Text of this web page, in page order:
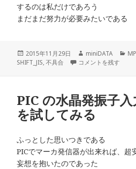
するのは私だけであろう
まだまだ努力が必要みたいである
投
稿
2015年11月29日
作
成
miniDATA
カ
SHIFT_JIS,不具合 MPLABX で ソースフ
コメントを残す
PIC の水晶発振子
を試してみる
ふっとした思いつきである
PICでマーカ発信器が出来れば、超
妄想を抱いたのであった